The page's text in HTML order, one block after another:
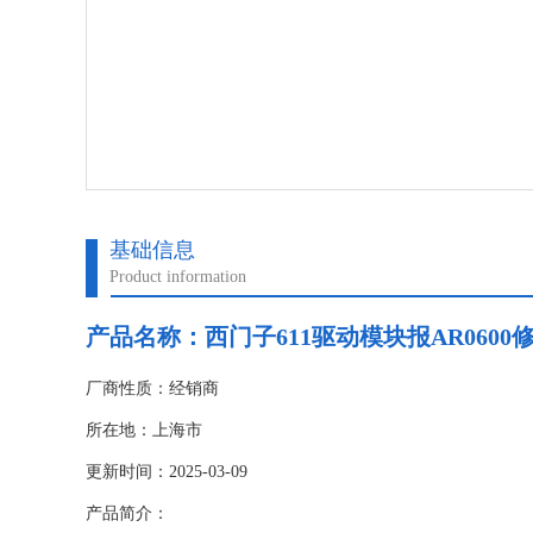
基础信息
Product information
产品名称： 西门子611驱动模块报AR0600
厂商性质：经销商
所在地：上海市
更新时间：2025-03-09
产品简介：